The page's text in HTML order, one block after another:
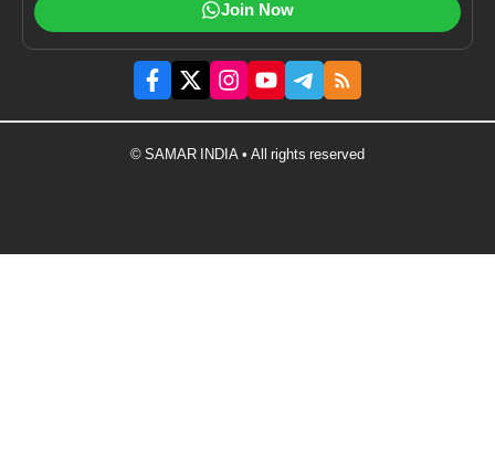
Join Now
© SAMAR INDIA • All rights reserved